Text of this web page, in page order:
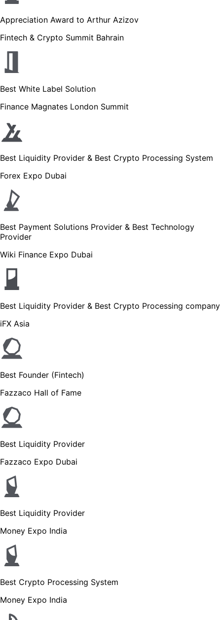
Appreciation Award to Arthur Azizov
Fintech & Crypto Summit Bahrain
Best White Label Solution
Finance Magnates London Summit
Best Liquidity Provider & Best Crypto Processing System
Forex Expo Dubai
Best Payment Solutions Provider & Best Technology
Provider
Wiki Finance Expo Dubai
Best Liquidity Provider & Best Crypto Processing company
iFX Asia
Best Founder (Fintech)
Fazzaco Hall of Fame
Best Liquidity Provider
Fazzaco Expo Dubai
Best Liquidity Provider
Money Expo India
Best Crypto Processing System
Money Expo India